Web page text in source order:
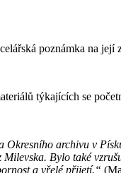
poznámka na
týkajících se
Okresního archivu v
Milevska. Bylo také
a vřelé přijetí.“